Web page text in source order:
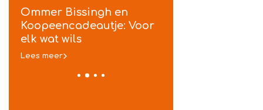
Ommer Bissingh en
Koopeencadeautje: Voor
elk wat wils
Lees meer